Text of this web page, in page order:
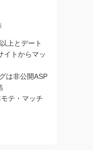
上とデート
イトからマッ
は非公開ASP
テ・マッチ